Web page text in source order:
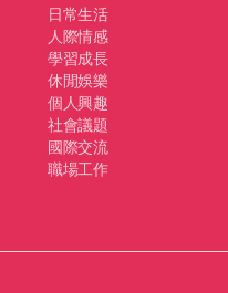
日常生活
人際情感
學習成長
休閒娛樂
個人興趣
社會議題
國際交流
職場工作